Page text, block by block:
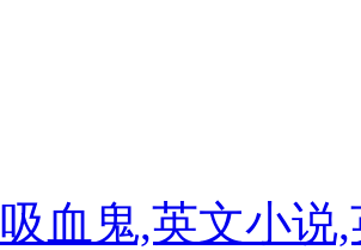
吸血鬼,英文小说